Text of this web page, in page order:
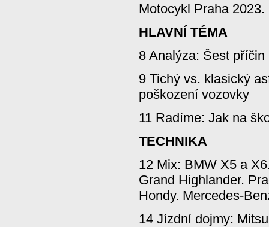
Motocykl Praha 2023.
HLAVNÍ TÉMA
8 Analýza: Šest
9 Tichý vs. klasický
poškození vozovky
11 Radíme: Jak na
TECHNIKA
12 Mix: BMW X5 a
Grand Highlander.
Hondy. Mercedes-
14 Jízdní dojmy: